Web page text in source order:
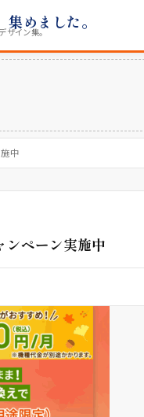
めました。
ザイン集。
中
ペーン実施中